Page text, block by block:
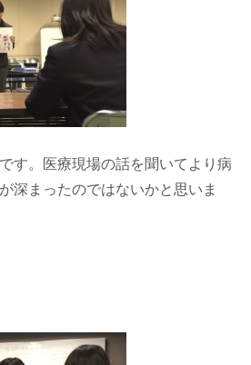
す。医療現場の話を聞いてより病
深まったのではないかと思いま